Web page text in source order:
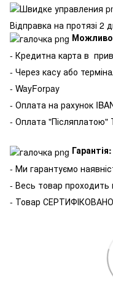
Відправка на протязі 2
- Кредитна карта в
- Через касу або
- WayForpay
- Оплата на рахунок
- Оплата "Післяплатою"
Гарантія:
- Ми гарантуємо
- Весь товар проходить
- Товар СЕРТИФІКОВАНО